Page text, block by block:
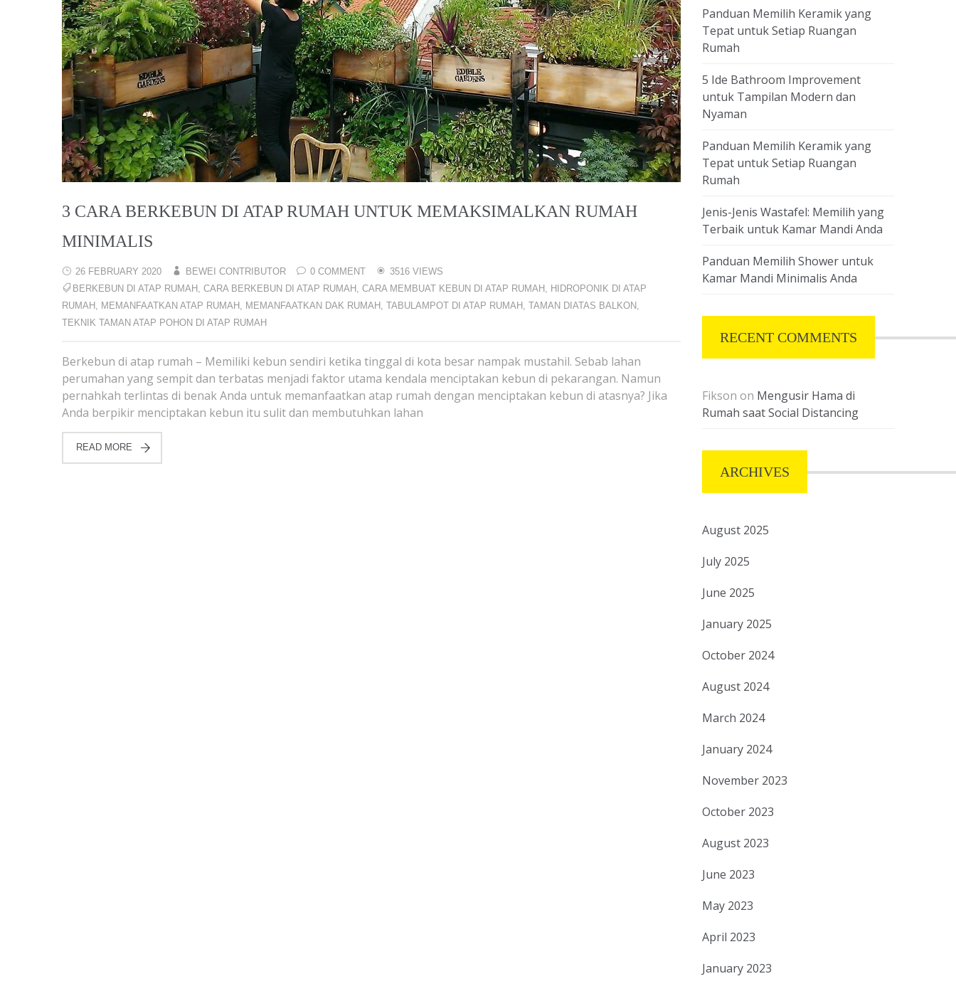
3 CARA BERKEBUN DI ATAP RUMAH UNTUK MEMAKSIMALKAN RUMAH
MINIMALIS
26 FEBRUARY 2020 BEWEI CONTRIBUTOR 0 COMMENT
3516 VIEWS
BERKEBUN DI ATAP RUMAH , CARA BERKEBUN DI ATAP RUMAH , CARA MEMBUAT KEBUN DI ATAP RUMAH , HIDROPONIK DI ATAP
RUMAH , MEMANFAATKAN ATAP RUMAH , MEMANFAATKAN DAK RUMAH , TABULAMPOT DI ATAP RUMAH , TAMAN DIATAS BALKON,
TEKNIK TAMAN ATAP POHON DI ATAP RUMAH
Berkebun di atap rumah – Memiliki kebun sendiri ketika tinggal di kota besar nampak mustahil. Sebab lahan
perumahan yang sempit dan terbatas menjadi faktor utama kendala menciptakan kebun di pekarangan. Namun
pernahkah terlintas di benak Anda untuk memanfaatkan atap rumah dengan menciptakan kebun di atasnya? Jika
Anda berpikir menciptakan kebun itu sulit dan membutuhkan lahan
READ MORE
Panduan Memilih Keramik yang
Tepat untuk Setiap Ruangan
Rumah
5 Ide Bathroom Improvement
untuk Tampilan Modern dan
Nyaman
Panduan Memilih Keramik yang
Tepat untuk Setiap Ruangan
Rumah
Jenis-Jenis Wastafel: Memilih yang
Terbaik untuk Kamar Mandi Anda
Panduan Memilih Shower untuk
Kamar Mandi Minimalis Anda
RECENT COMMENTS
Fikson on Mengusir Hama di
Rumah saat Social Distancing
ARCHIVES
August 2025
July 2025
June 2025
January 2025
October 2024
August 2024
March 2024
January 2024
November 2023
October 2023
August 2023
June 2023
May 2023
April 2023
January 2023